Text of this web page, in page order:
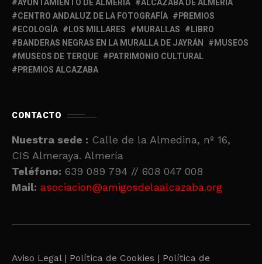
AYUNTAMIENTO DE ALMERÍA
ALCAZABA DE ALMERÍA
CENTRO ANDALUZ DE LA FOTOGRAFÍA
PREMIOS
ECOLOGÍA
LOS MILLARES MURALLAS
LIBRO
BANDERAS NEGRAS EN LA MURALLA DE JAYRÁN
MUSEOS
MUSEOS DE TERQUE
PATRIMONIO CULTURAL
PREMIOS ALCAZABA
CONTACTO
Nuestra sede : Calle de la Almedina, nº 16,
CIS Almeraya. Almería
Teléfono: 639 089 794 // 608 047 008
Mail: asociacion@amigosdelaalcazaba.org
Aviso Legal | Política de Cookies | Política de